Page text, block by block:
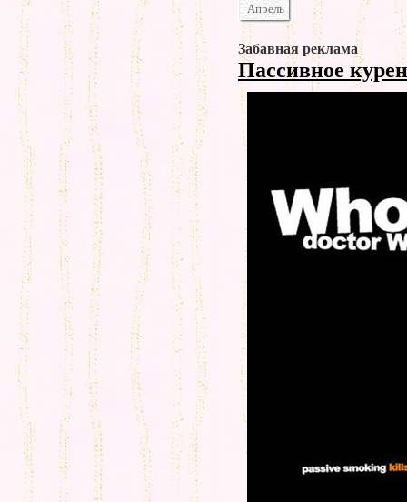
Апрель
Забавная реклама
Пассивное